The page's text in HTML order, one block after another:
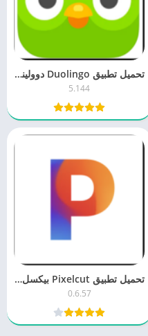
تحميل تطبيق Duolingo ‏دوولينجو 5.1 لتعلم اللغات مجانا اخر اصدار
5.144
تحميل تطبيق Pixelcut بيكسل كت 0.6 للكمبيوتر والموبايل اخر اصدار مجانا
0.6.57